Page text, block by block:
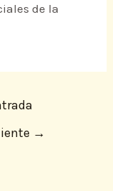
de la
→